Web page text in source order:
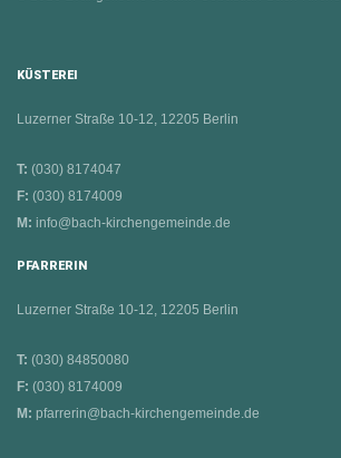
KÜSTEREI
Luzerner Straße 10-12, 12205 Berlin
T: (030) 8174047
F: (030) 8174009
M: info@bach-kirchengemeinde.de
PFARRERIN
Luzerner Straße 10-12, 12205 Berlin
T: (030) 84850080
F: (030) 8174009
M: pfarrerin@bach-kirchengemeinde.de